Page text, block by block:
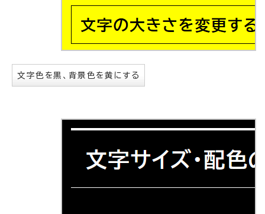
文字色を黒、背景色を黄にする